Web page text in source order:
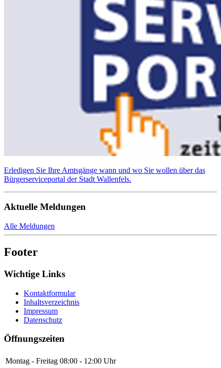
Erledigen Sie Ihre Amtsgänge wann und wo Sie wollen über das
Bürgerserviceportal der Stadt Wallenfels.
Aktuelle Meldungen
Alle Meldungen
Footer
Wichtige Links
Kontaktformular
Inhaltsverzeichnis
Impressum
Datenschutz
Öffnungszeiten
Montag - Freitag 08:00 - 12:00 Uhr